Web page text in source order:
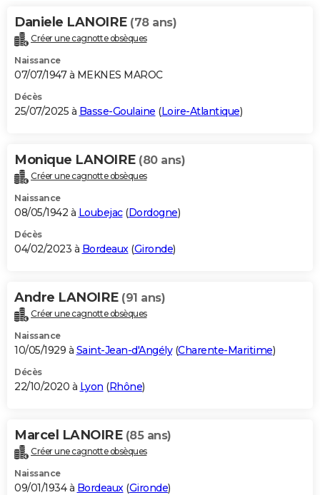
Alimentation
Guide de la santé
Maladies
Médicaments
Sommeil
VOYAGE
Destinations
City break
Voyage nature
Voyage de noces
Forum
Climat
+PHOTO
GUIDES D'ACHAT
BONS PLANS
Carte de Noël
Carte Bonne année
Carte Saint-Valentin
Carte Pâques
Carte d'anniversaire
DICTIONNAIRE
Dictionnaire
Biographies
Citations
Expressions
Proverbes
PROGRAMME TV
S'inscrire
Se connecter
Lycées
Collèges
Primaires
Universités
Entreprises
Service militaire
Avis de recherche
AVIS DE DÉCÈS
Bricolage
Lifestyle
Culture
Sport
Auto
Television
Voyage
Cinema
Daniele LANOIRE (78 ans)
Créer une cagnotte obsèques
Naissance
07/07/1947 à MEKNES MAROC
Décès
25/07/2025 à Basse-Goulaine (Loire-Atlantique)
Monique LANOIRE (80 ans)
Créer une cagnotte obsèques
Naissance
08/05/1942 à Loubejac(Dordogne)
Décès
04/02/2023 à Bordeaux(Gironde)
Andre LANOIRE (91 ans)
Créer une cagnotte obsèques
Naissance
10/05/1929 à Saint-Jean-d'Angély(Charente-Maritime)
Décès
22/10/2020 à Lyon (Rhône)
Marcel LANOIRE (85 ans)
Créer une cagnotte obsèques
Naissance
09/01/1934 à Bordeaux (Gironde)